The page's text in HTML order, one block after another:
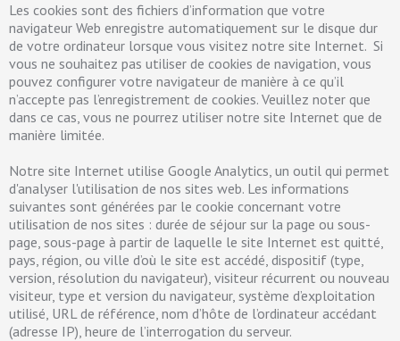
Les cookies sont des fichiers d’information que votre
navigateur Web enregistre automatiquement sur le disque dur
de votre ordinateur lorsque vous visitez notre site Internet. Si
vous ne souhaitez pas utiliser de cookies de navigation, vous
pouvez configurer votre navigateur de manière à ce qu’il
n’accepte pas l’enregistrement de cookies. Veuillez noter que
dans ce cas, vous ne pourrez utiliser notre site Internet que de
manière limitée.
Notre site Internet utilise Google Analytics, un outil qui permet
d'analyser l'utilisation de nos sites web. Les informations
suivantes sont générées par le cookie concernant votre
utilisation de nos sites : durée de séjour sur la page ou sous-
page, sous-page à partir de laquelle le site Internet est quitté,
pays, région, ou ville d’où le site est accédé, dispositif (type,
version, résolution du navigateur), visiteur récurrent ou nouveau
visiteur, type et version du navigateur, système d’exploitation
utilisé, URL de référence, nom d’hôte de l’ordinateur accédant
(adresse IP), heure de l’interrogation du serveur.